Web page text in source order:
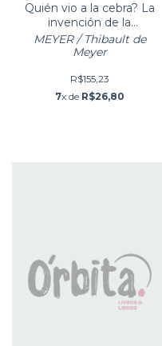
Quién vio a la cebra? La
invención de la
perspectiva animal
MEYER / Thibault de
Meyer
R$155,23
7x de R$26,80